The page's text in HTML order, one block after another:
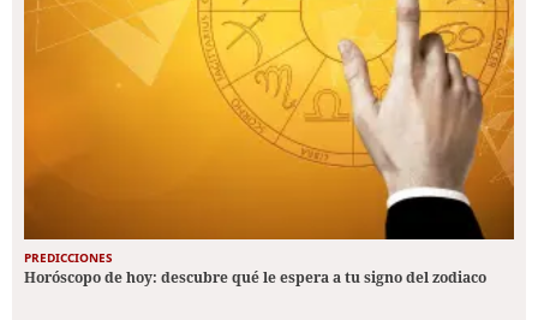
PREDICCIONES
Horóscopo de hoy: descubre qué le espera a tu signo del zodiaco